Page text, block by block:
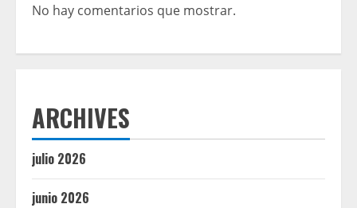
No hay comentarios que mostrar.
ARCHIVES
julio 2026
junio 2026